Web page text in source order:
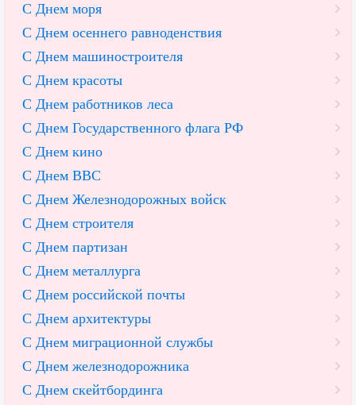
С Днем моря
С Днем осеннего равноденствия
С Днем машиностроителя
С Днем красоты
С Днем работников леса
С Днем Государственного флага РФ
С Днем кино
С Днем ВВС
С Днем Железнодорожных войск
С Днем строителя
С Днем партизан
С Днем металлурга
С Днем российской почты
С Днем архитектуры
С Днем миграционной службы
С Днем железнодорожника
С Днем скейтбординга